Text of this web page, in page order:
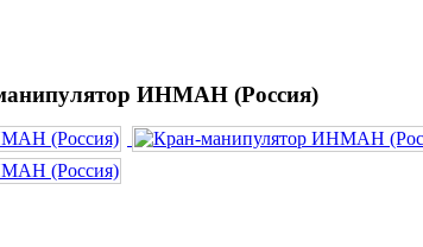
ИНМАН (Россия)